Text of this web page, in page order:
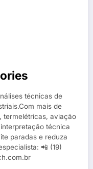
técnicas de
mais de
termelétricas, aviação
técnica
paradas e reduza
📲 (19)